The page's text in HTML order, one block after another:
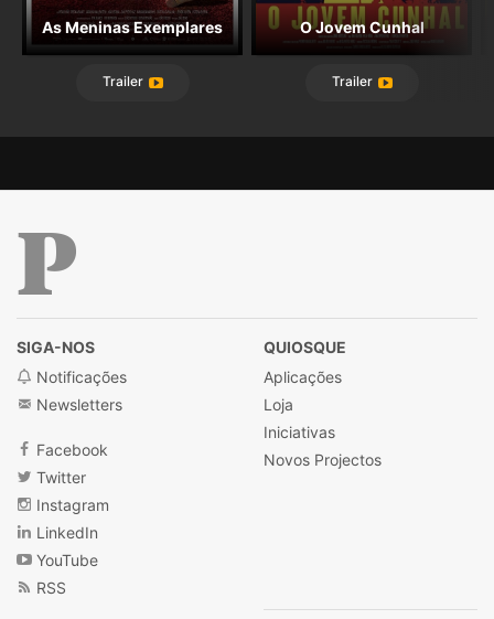
As Meninas Exemplares
Trailer
O Jovem Cunhal
Trailer
SIGA-NOS
Notificações
Newsletters
Facebook
Twitter
Instagram
LinkedIn
YouTube
RSS
QUIOSQUE
Aplicações
Loja
Iniciativas
Novos Projectos